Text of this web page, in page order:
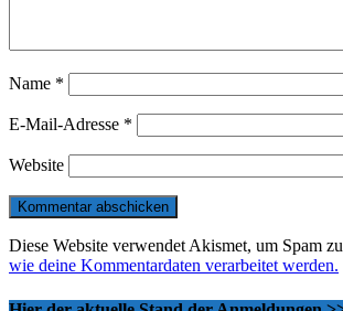
Name *
E-Mail-Adresse *
Website
Diese Website verwendet Akismet, um Spam
wie deine Kommentardaten verarbeitet werden.